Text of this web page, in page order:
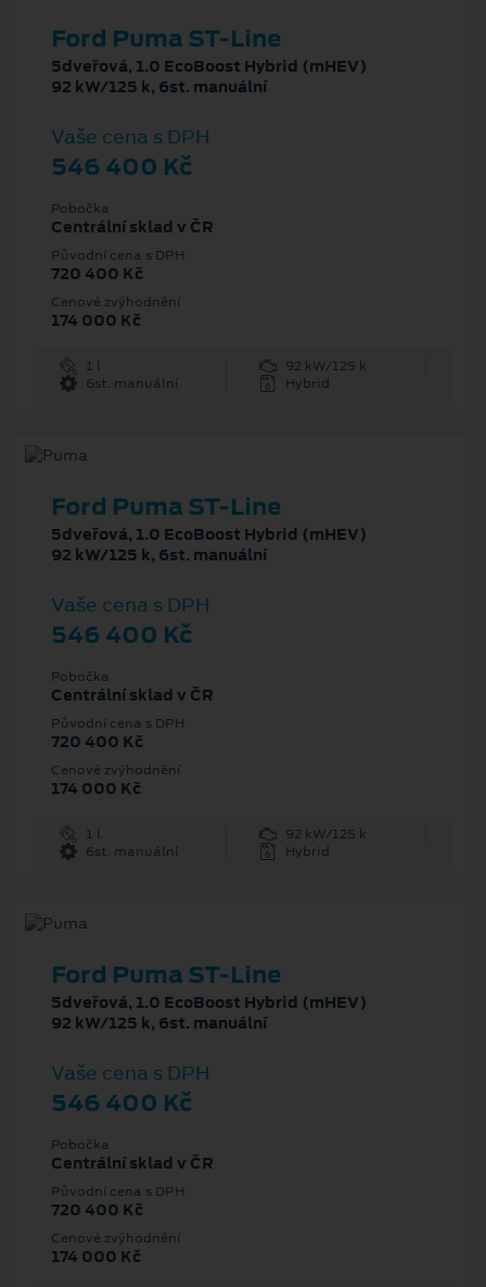
Ford Puma ST-Line
5dveřová, 1.0 EcoBoost Hybrid (mHEV)
92 kW/125 k, 6st. manuální
Vaše cena s DPH
546 400 Kč
Pobočka
Centrální sklad v ČR
Původní cena s DPH
720 400 Kč
Cenové zvýhodnění
174 000 Kč
1 l
92 kW/125 k
6st. manuální
Hybrid
Ford Puma ST-Line
5dveřová, 1.0 EcoBoost Hybrid (mHEV)
92 kW/125 k, 6st. manuální
Vaše cena s DPH
546 400 Kč
Pobočka
Centrální sklad v ČR
Původní cena s DPH
720 400 Kč
Cenové zvýhodnění
174 000 Kč
1 l
92 kW/125 k
6st. manuální
Hybrid
Ford Puma ST-Line
5dveřová, 1.0 EcoBoost Hybrid (mHEV)
92 kW/125 k, 6st. manuální
Vaše cena s DPH
546 400 Kč
Pobočka
Centrální sklad v ČR
Původní cena s DPH
720 400 Kč
Cenové zvýhodnění
174 000 Kč